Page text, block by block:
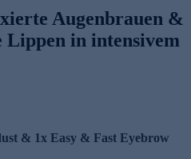
angenehmes Lippengefühl
Aussehen der Lippen
Styler
die machen, was sie wollen?
in Form. Das kleine Bürstchen
Augenbrauen &
Lippen in intensivem
& 1x Easy & Fast Eyebrow